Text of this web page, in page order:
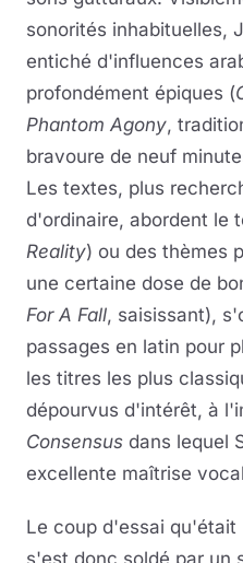
sonorités inhabituelles,
entiché d'influences
profondément épiques (
Phantom Agony,
bravoure de neuf
Les textes, plus
d'ordinaire, abordent le
Reality) ou des thèmes
une certaine dose de
For A Fall, saisissant),
passages en latin pour
les titres les plus
dépourvus d'intérêt, à
Consensus dans lequel
excellente maîtrise
Le coup d'essai qu'était
s'est donc soldé par un